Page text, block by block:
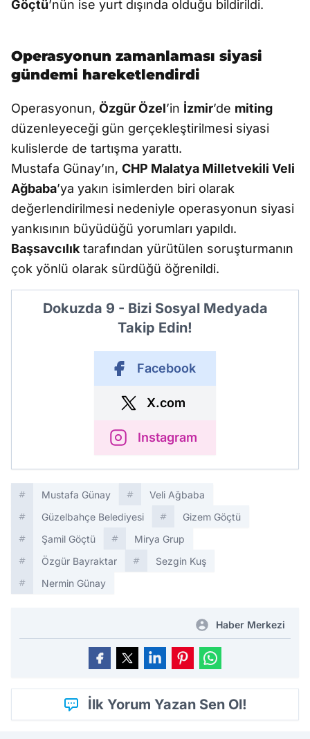
Göçtü’nün ise yurt dışında olduğu bildirildi.
Operasyonun zamanlaması siyasi
gündemi hareketlendirdi
Operasyonun, Özgür Özel’in İzmir’de miting
düzenleyeceği gün gerçekleştirilmesi siyasi
kulislerde de tartışma yarattı.
Mustafa Günay’ın, CHP Malatya Milletvekili Veli
Ağbaba’ya yakın isimlerden biri olarak
değerlendirilmesi nedeniyle operasyonun siyasi
yankısının büyüdüğü yorumları yapıldı.
Başsavcılık tarafından yürütülen soruşturmanın
çok yönlü olarak sürdüğü öğrenildi.
Dokuzda 9 - Bizi Sosyal Medyada
Takip Edin!
Facebook
X.com
Instagram
Mustafa Günay
Veli Ağbaba
Güzelbahçe Belediyesi
Gizem Göçtü
Şamil Göçtü
Mirya Grup
Özgür Bayraktar
Sezgin Kuş
Nermin Günay
Haber Merkezi
İlk Yorum Yazan Sen Ol!